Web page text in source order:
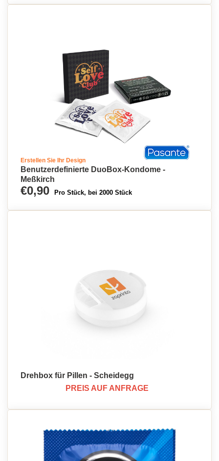
Erstellen Sie Ihr Design
Benutzerdefinierte DuoBox-Kondome -
Meßkirch
€0,90 Pro Stück, bei 2000 Stück
Drehbox für Pillen - Scheidegg
PREIS AUF ANFRAGE